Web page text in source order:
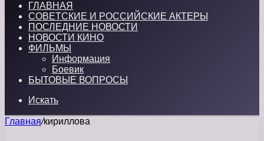
ГЛАВНАЯ
СОВЕТСКИЕ И РОССИЙСКИЕ АКТЕРЫ
ПОСЛЕДНИЕ НОВОСТИ
НОВОСТИ КИНО
ФИЛЬМЫ
Информация
Боевик
БЫТОВЫЕ ВОПРОСЫ
Искать
Главная/кириллова